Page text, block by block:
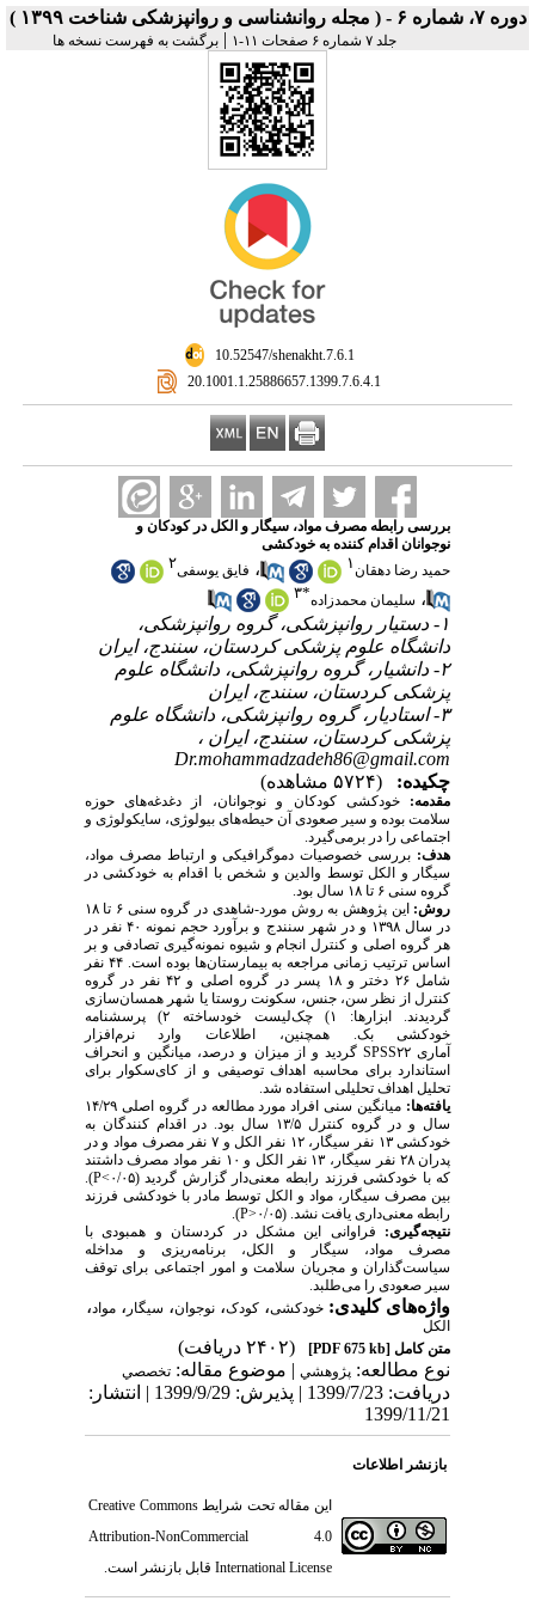
دوره ۷، شماره ۶ - ( مجله روانشناسی و روانپزشکی شناخت ۱۳۹۹ )
جلد ۷ شماره ۶ صفحات ۱۱-۱ | برگشت به فهرست نسخه ها
‎ 10.52547/shenakht.7.6.1
‎ 20.1001.1.25886657.1399.7.6.4.1
بررسی رابطه مصرف مواد، سیگار و الکل در کودکان و
نوجوانان اقدام کننده به خودکشی
حمید رضا دهقان۱ ، فایق یوسفی۲
، سلیمان محمدزاده*۳
۱- دستیار روانپزشکی، گروه روانپزشکی،
دانشگاه علوم پزشکی کردستان، سنندج، ایران
۲- دانشیار، گروه روانپزشکی، دانشگاه علوم
پزشکی کردستان، سنندج، ایران
۳- استادیار، گروه روانپزشکی، دانشگاه علوم
پزشکی کردستان، سنندج، ایران ،
Dr.mohammadzadeh86@gmail.com
چکیده:
(۵۷۲۴ مشاهده)
مقدمه: خودکشی کودکان و نوجوانان، از دغدغه‌های حوزه‌
سلامت بوده و سیر صعودی آن حیطه‌های بیولوژی، سایکولوژی و
اجتماعی را در برمی‌گیرد.
هدف: بررسی خصوصیات دموگرافیکی و ارتباط مصرف‌ مواد،
سیگار و الکل توسط والدین و شخص با اقدام به خودکشی در
گروه سنی ۶ تا ۱۸ سال بود.
روش:
این‌ پژوهش به ‌روش مورد-شاهدی در گروه سنی ۶ تا ۱۸
در سال ۱۳۹۸ و در شهر سنندج و برآورد حجم نمونه ۴۰ نفر در
هر گروه اصلی و کنترل انجام و شیوه نمونه‌گیری تصادفی و بر
اساس ترتیب زمانی مراجعه به بیمارستان‌ها بوده‌ است. ۴۴ نفر
شامل ۲۶ دختر و ۱۸ پسر در گروه اصلی و ۴۲ نفر در گروه
کنترل از نظر سن، جنس، سکونت روستا یا شهر همسان‌سازی
گردیدند. ابزارها: ۱) چک‌لیست خودساخته ۲) پرسشنامه
خودکشی بک. همچنین، اطلاعات وارد نرم‌افزار
آماری ۲۲
SPSS گردید و از میزان و درصد، میانگین و انحراف
استاندارد برای محاسبه اهداف توصیفی و از کای‌سکوار برای
تحلیل اهداف تحلیلی استفاده شد.
یافته‌ها:
میانگین سنی افراد مورد مطالعه در گروه اصلی ۱۴/۲۹
سال و در گروه کنترل ۱۳/۵ سال بود. در اقدام کنندگان به
خودکشی ۱۳ نفر سیگار، ۱۲ نفر الکل و ۷ نفر مصرف مواد و در
پدران ۲۸ نفر سیگار، ۱۳ نفر الکل و ۱۰ نفر مواد مصرف داشتند
که‌ با خودکشی فرزند رابطه معنی‌دار گزارش ‌گردید (
P<۰/۰۵).
بین مصرف سیگار، مواد و الکل توسط مادر با خودکشی فرزند
رابطه معنی‌‌داری یافت نشد. (۰/۰۵<
P
).
نتیجه‌گیری: فراوانی این‌ مشکل در کردستان و همبودی با
مصرف‌ مواد، سیگار و الکل، برنامه‌ریزی و مداخله
سیاست‌گذاران و مجریان ‌سلامت و امور اجتماعی برای توقف
سیر صعودی را می‌طلبد.
واژه‌های کلیدی: خودکشی، کودک، نوجوان، سیگار ، مواد،
الکل
متن کامل[PDF 675 kb]
(۲۴۰۲ دریافت)
نوع مطالعه: پژوهشي| موضوع مقاله: تخصصي
دریافت: 1399/7/23 | پذیرش: 1399/9/29 | انتشار:
1399/11/21
بازنشر اطلاعات
این مقاله تحت شرایطCreative Commons
Attribution-NonCommercial 4.0
International License قابل بازنشر است.